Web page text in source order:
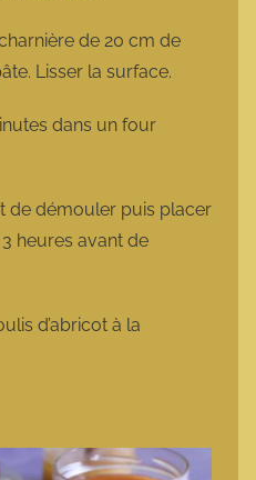
de 20 cm de
Lisser la surface.
dans un four
de démouler puis placer
heures avant de
d’abricot à la